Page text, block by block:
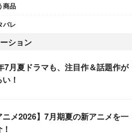
商品
バレ
ション
7月夏ドラマも、注目作＆話題作が
！
ニメ2026】7月期夏の新アニメを一